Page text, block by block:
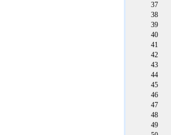
37
38
39
40
41
42
43
44
45
46
47
48
49